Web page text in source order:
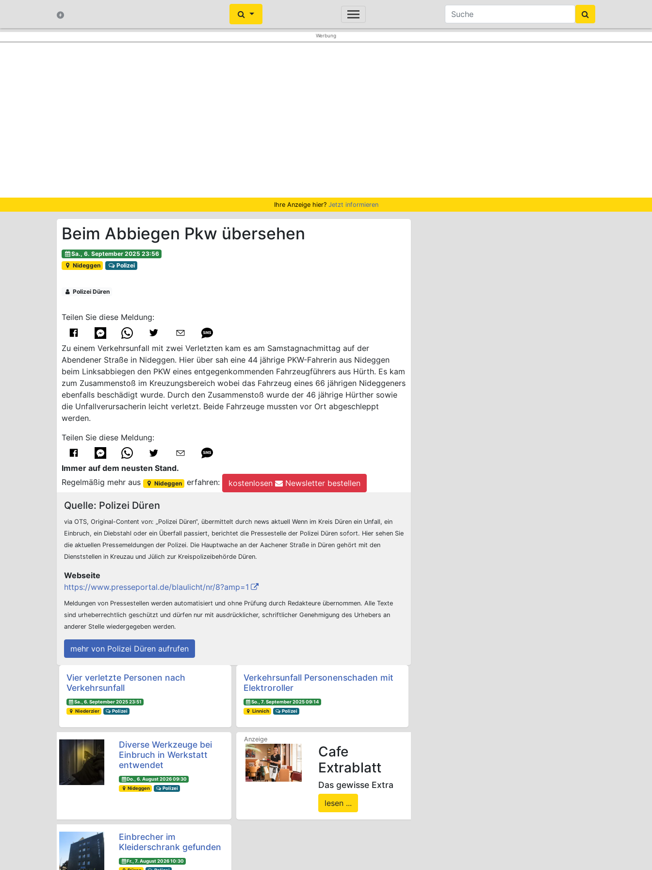
Ihre Anzeige hier? Jetzt informieren
Beim Abbiegen Pkw übersehen
Sa., 6. September 2025 23:56
Nideggen
Polizei
Polizei Düren
Teilen Sie diese Meldung:
Zu einem Verkehrsunfall mit zwei Verletzten kam es am Samstagnachmittag auf der
Abendener Straße in Nideggen. Hier über sah eine 44 jährige PKW-Fahrerin aus Nideggen
beim Linksabbiegen den PKW eines entgegenkommenden Fahrzeugführers aus Hürth. Es kam
zum Zusammenstoß im Kreuzungsbereich wobei das Fahrzeug eines 66 jährigen Nideggeners
ebenfalls beschädigt wurde. Durch den Zusammenstoß wurde der 46 jährige Hürther sowie
die Unfallverursacherin leicht verletzt. Beide Fahrzeuge mussten vor Ort abgeschleppt
werden.
Teilen Sie diese Meldung:
Immer auf dem neusten Stand.
Regelmäßig mehr aus
Nideggen erfahren: kostenlosen Newsletter bestellen
Quelle: Polizei Düren
via OTS, Original-Content von: „Polizei Düren“, übermittelt durch news aktuell Wenn im Kreis Düren ein Unfall, ein
Einbruch, ein Diebstahl oder ein Überfall passiert, berichtet die Pressestelle der Polizei Düren sofort. Hier sehen Sie
die aktuellen Pressemeldungen der Polizei. Die Hauptwache an der Aachener Straße in Düren gehört mit den
Dienststellen in Kreuzau und Jülich zur Kreispolizeibehörde Düren.
Webseite
https://www.presseportal.de/blaulicht/nr/8?amp=1
Meldungen von Pressestellen werden automatisiert und ohne Prüfung durch Redakteure übernommen. Alle Texte
sind urheberrechtlich geschützt und dürfen nur mit ausdrücklicher, schriftlicher Genehmigung des Urhebers an
anderer Stelle wiedergegeben werden.
mehr von Polizei Düren aufrufen
Beitrags-Navigation
Vier verletzte Personen nach
Verkehrsunfall
Sa., 6. September 2025 23:51
Niederzier
Polizei
Verkehrsunfall Personenschaden mit
Elektroroller
So., 7. September 2025 09:14
Linnich
Polizei
Diverse Werkzeuge bei
Einbruch in Werkstatt
entwendet
Do., 6. August 2026 09:30
Nideggen
Polizei
Cafe
Extrablatt
Das gewisse Extra
lesen ...
Einbrecher im
Kleiderschrank gefunden
Fr., 7. August 2026 10:30